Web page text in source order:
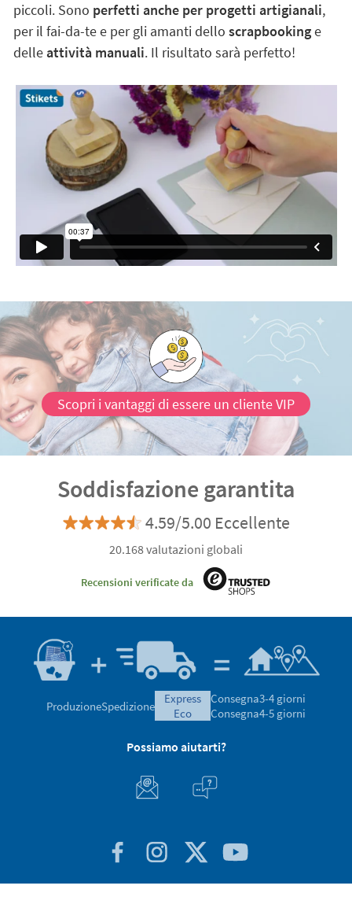
piccoli. Sono perfetti anche per progetti artigianali,
per il fai-da-te e per gli amanti dello scrapbookinge
delleattività manuali. Il risultato sarà perfetto!
Scopri i vantaggi di essere un cliente VIP
Soddisfazione garantita
4.59/5.00 Eccellente
20.168 valutazioni globali
Recensioni verificate da
ProduzioneSpedizione
express
eco
Consegna3-4 giorni
Consegna4-5 giorni
Possiamo aiutarti?